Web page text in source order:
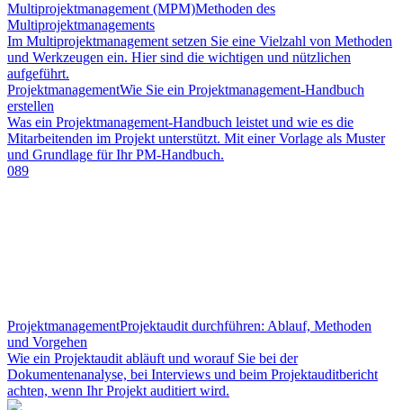
Multiprojektmanagement (MPM)Methoden des
Multiprojektmanagements
Im Multiprojektmanagement setzen Sie eine Vielzahl von Methoden
und Werkzeugen ein. Hier sind die wichtigen und nützlichen
aufgeführt.
ProjektmanagementWie Sie ein Projektmanagement-Handbuch
erstellen
Was ein Projektmanagement-Handbuch leistet und wie es die
Mitarbeitenden im Projekt unterstützt. Mit einer Vorlage als Muster
und Grundlage für Ihr PM-Handbuch.
089
ProjektmanagementProjektaudit durchführen: Ablauf, Methoden
und Vorgehen
Wie ein Projektaudit abläuft und worauf Sie bei der
Dokumentenanalyse, bei Interviews und beim Projektauditbericht
achten, wenn Ihr Projekt auditiert wird.